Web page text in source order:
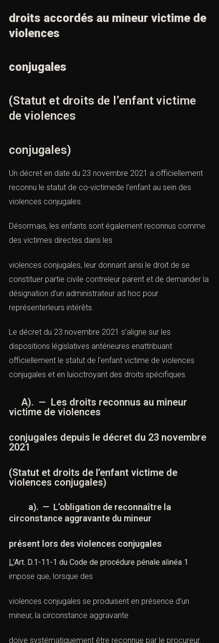
droits accordés au mineur victime de
violences
conjugales
(Statut et droits de l’enfant victime
de violences
conjugales)
Un décret en date du 23 novembre 2021 a officiellement
reconnu le statut de co-victimede l’enfant au sein des
violences conjugales
Désormais, les enfants sont également reconnus comme
des victimes directes dans les
violences conjugales, leur donnant ainsi le droit de se
constituer partie civile contreleur parent et de demander la
désignation d’un administrateur ad hoc pour
représenterleurs intérêts.
Le décret du 23 novembre 2021 s’aligne sur les
dispositions législatives antérieures enattribuant
officiellement le statut de l’enfant victime de violences
conjugales et en luioctroyant des droits spécifiques.
A). — Les droits reconnus au mineur
victime de violences
conjugales depuis le décret du 23 novembre
2021
(Statut et droits de l’enfant victime de
violences conjugales)
a). — L’obligation de reconnaître la
circonstance aggravante du mineur
présent lors des violences conjugales
L’Art. D.1-11-1 du Code de procédure pénale alinéa 1
impose que, lorsque des
violences conjugales se produisent en présence d’un
mineur, la circonstance aggravante
doive systématiquement être reconnue par le procureur.